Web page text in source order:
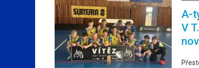
A-
V